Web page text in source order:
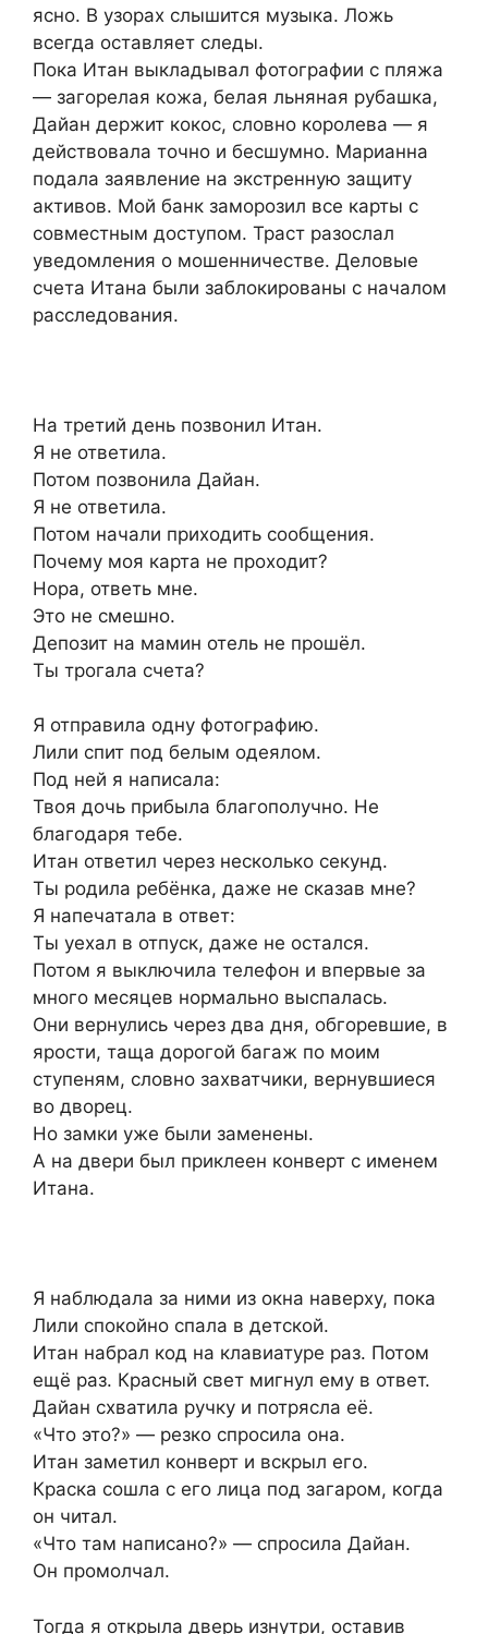
ясно. В узорах слышится музыка. Ложь
всегда оставляет следы.
Пока Итан выкладывал фотографии с пляжа
— загорелая кожа, белая льняная рубашка,
Дайан держит кокос, словно королева — я
действовала точно и бесшумно. Марианна
подала заявление на экстренную защиту
активов. Мой банк заморозил все карты с
совместным доступом. Траст разослал
уведомления о мошенничестве. Деловые
счета Итана были заблокированы с началом
расследования.
На третий день позвонил Итан.
Я не ответила.
Потом позвонила Дайан.
Я не ответила.
Потом начали приходить сообщения.
Почему моя карта не проходит?
Нора, ответь мне.
Это не смешно.
Депозит на мамин отель не прошёл.
Ты трогала счета?
Я отправила одну фотографию.
Лили спит под белым одеялом.
Под ней я написала:
Твоя дочь прибыла благополучно. Не
благодаря тебе.
Итан ответил через несколько секунд.
Ты родила ребёнка, даже не сказав мне?
Я напечатала в ответ:
Ты уехал в отпуск, даже не остался.
Потом я выключила телефон и впервые за
много месяцев нормально выспалась.
Они вернулись через два дня, обгоревшие, в
ярости, таща дорогой багаж по моим
ступеням, словно захватчики, вернувшиеся
во дворец.
Но замки уже были заменены.
А на двери был приклеен конверт с именем
Итана.
Я наблюдала за ними из окна наверху, пока
Лили спокойно спала в детской.
Итан набрал код на клавиатуре раз. Потом
ещё раз. Красный свет мигнул ему в ответ.
Дайан схватила ручку и потрясла её.
«Что это?» — резко спросила она.
Итан заметил конверт и вскрыл его.
Краска сошла с его лица под загаром, когда
он читал.
«Что там написано?» — спросила Дайан.
Он промолчал.
Тогда я открыла дверь изнутри, оставив